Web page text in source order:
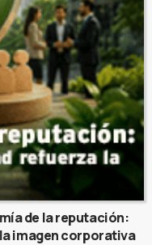
de la reputación:
imagen corporativa